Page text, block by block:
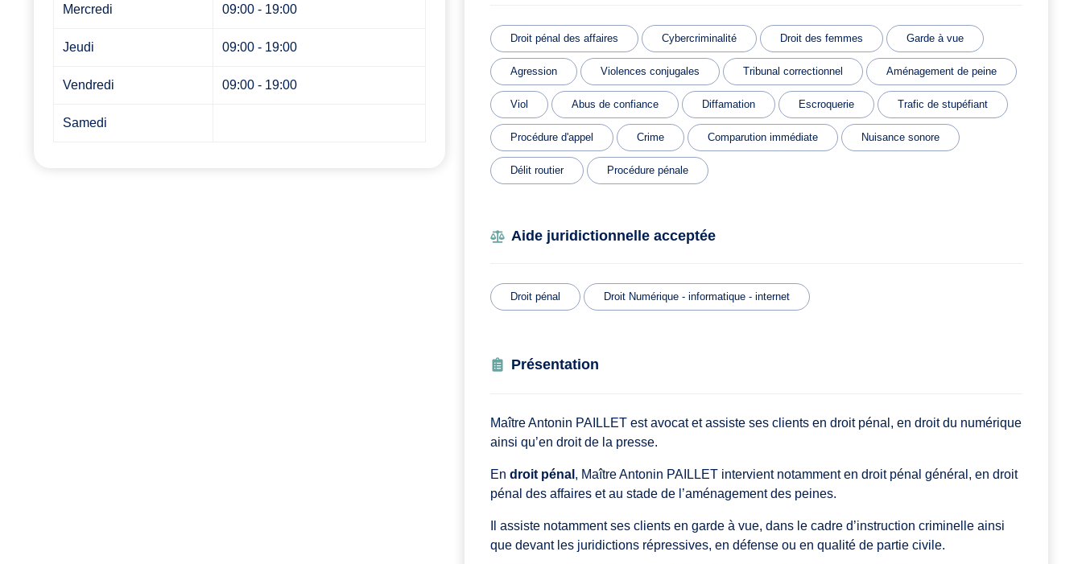
Mercredi 09:00 - 19:00
Jeudi 09:00 - 19:00
Vendredi 09:00 - 19:00
Samedi
Droit pénal des affaires Cybercriminalité Droit des femmes Garde à vue
Agression Violences conjugales Tribunal correctionnel Aménagement de peine
Viol Abus de confiance Diffamation Escroquerie Trafic de stupéfiant
Procédure d'appel Crime Comparution immédiate Nuisance sonore
Délit routier Procédure pénale
Aide juridictionnelle acceptée
Droit pénal Droit Numérique - informatique - internet
Présentation
Maître Antonin PAILLET est avocat et assiste ses clients en droit pénal, en droit du numérique
ainsi qu’en droit de la presse.
En droit pénal , Maître Antonin PAILLET intervient notamment en droit pénal général, en droit
pénal des affaires et au stade de l’aménagement des peines.
Il assiste notamment ses clients en garde à vue, dans le cadre d’instruction criminelle ainsi
que devant les juridictions répressives, en défense ou en qualité de partie civile.